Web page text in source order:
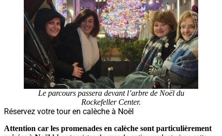
Le parcours passera devant l’arbre de Noël du
Rockefeller Center.
Réservez votre tour en calèche à Noël
Attention car les promenades en calèche sont particulièrement